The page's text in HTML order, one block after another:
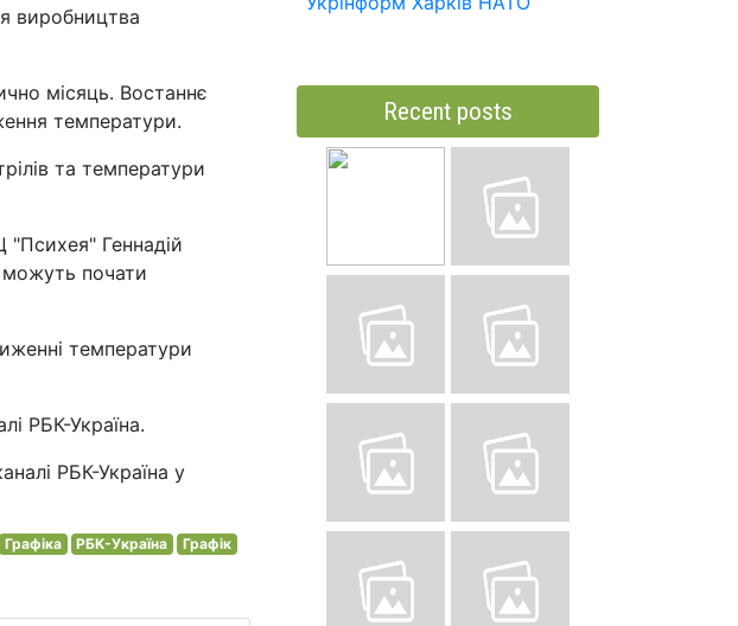
виробництва
місяць. Востаннє
температури.
та температури
"Психея" Геннадій
почати
температури
РБК-Україна.
РБК-Україна у
Графіка РБК-Україна Графік
Recent posts